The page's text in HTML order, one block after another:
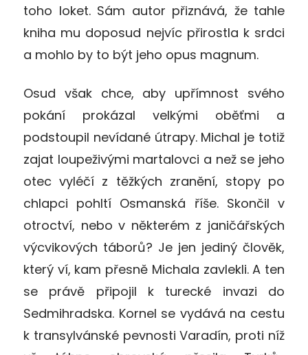
toho loket. Sám autor přiznává, že tahle
kniha mu doposud nejvíc přirostla k srdci
a mohlo by to být jeho opus magnum.
Osud však chce, aby upřímnost svého
pokání prokázal velkými oběťmi a
podstoupil nevídané útrapy. Michal je totiž
zajat loupeživými martalovci a než se jeho
otec vyléčí z těžkých zranění, stopy po
chlapci pohltí Osmanská říše. Skončil v
otroctví, nebo v některém z janičářských
výcvikových táborů? Je jen jediný člověk,
který ví, kam přesně Michala zavlekli. A ten
se právě připojil k turecké invazi do
Sedmihradska. Kornel se vydává na cestu
k transylvánské pevnosti Varadín, proti níž